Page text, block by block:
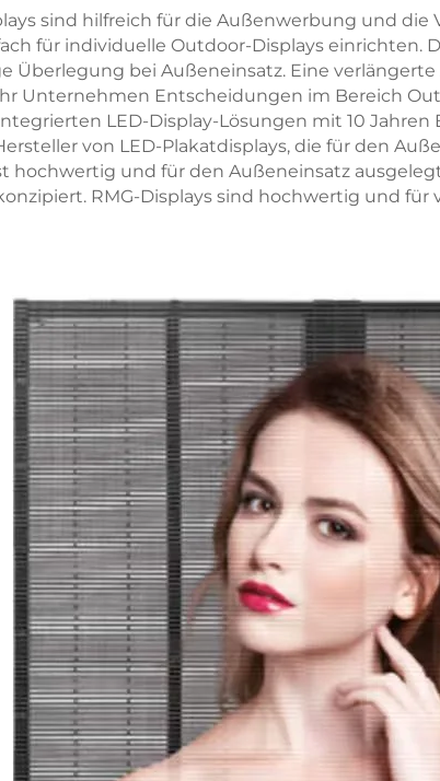
sind hilfreich für die Außenwerbung und
für individuelle Outdoor-Displays einrichten.
Überlegung bei Außeneinsatz. Eine
Unternehmen Entscheidungen im Bereich
LED-Display-Lösungen mit 10
von LED-Plakatdisplays, die für den
hochwertig und für den Außeneinsatz
RMG-Displays sind hochwertig und